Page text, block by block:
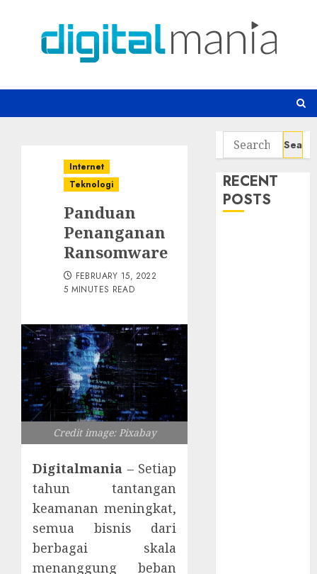
Internet
Teknologi
Panduan
Penanganan
Ransomware
FEBRUARY 15, 2022
5 MINUTES READ
Credit image: Pixabay
Digitalmania – Setiap
tahun tantangan
keamanan meningkat,
semua bisnis dari
berbagai skala
menanggung beban
Search
for:
RECENT
POSTS